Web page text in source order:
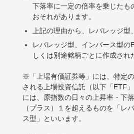
下落率に一定の倍率を乗じた
おそれがあります。
上記の理由から、レバレッジ
レバレッジ型、インバース型
しくは別途銘柄ごとに作成さ
※「上場有価証券等」には、特定
される上場投資信託（以下「ETF
には、原指数の日々の上昇率・下
（プラス）１を超えるものを「
ス型」といいます。